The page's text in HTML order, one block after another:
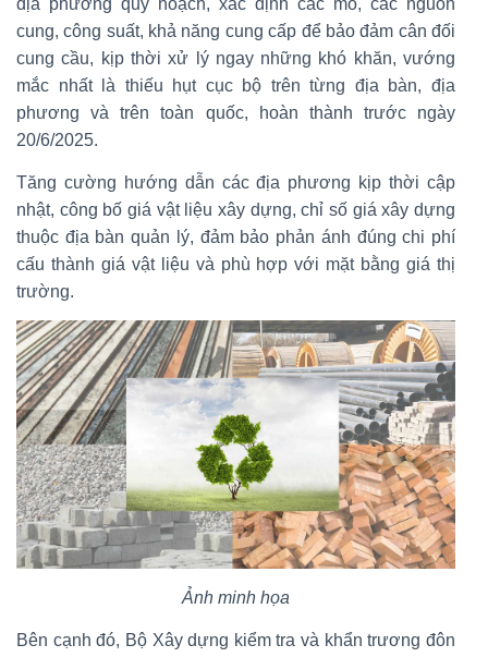
địa phương quy hoạch, xác định các mỏ, các nguồn
cung, công suất, khả năng cung cấp để bảo đảm cân đối
cung cầu, kịp thời xử lý ngay những khó khăn, vướng
mắc nhất là thiếu hụt cục bộ trên từng địa bàn, địa
phương và trên toàn quốc, hoàn thành trước ngày
20/6/2025.
Tăng cường hướng dẫn các địa phương kịp thời cập
nhật, công bố giá vật liệu xây dựng, chỉ số giá xây dựng
thuộc địa bàn quản lý, đảm bảo phản ánh đúng chi phí
cấu thành giá vật liệu và phù hợp với mặt bằng giá thị
trường.
Ảnh minh họa
Bên cạnh đó, Bộ Xây dựng kiểm tra và khẩn trương đôn